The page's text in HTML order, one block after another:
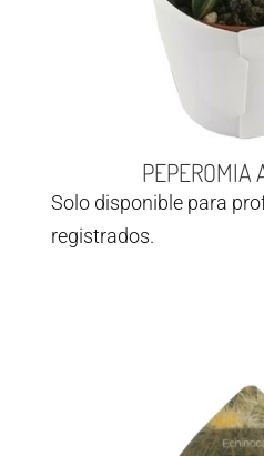
PEPEROMIA
Solo disponible para
registrados.